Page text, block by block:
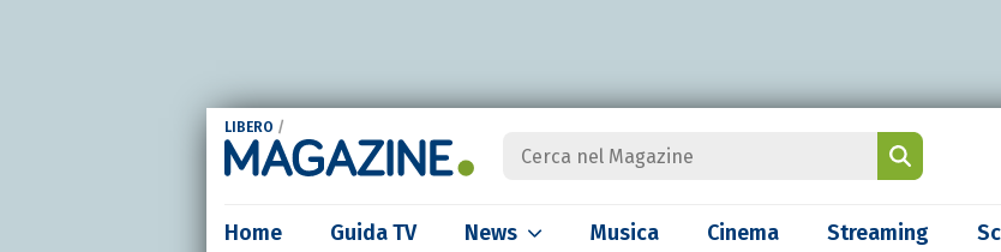
LIBERO /
Home Guida TV News Musica Cinema Streaming